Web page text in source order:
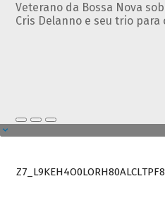
Veterano da Bossa Nova
Cris Delanno e seu trio para